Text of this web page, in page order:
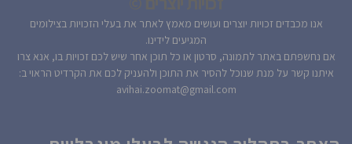
אנו מכבדים זכויות יוצרים ועושים מאמץ לאתר את בעלי הזכויות בצילומים
המגיעים לידינו.
אם נחשפתם באתר לתמונה, סרטון או כל תוכן אחר שיש לכם זכויות בו, אנא צרו
איתנו קשר על מנת שנוכל להסיר את התוכן ולהעניק לכם את הקרדיט הראוי ב:
avihai.zoomat@gmail.com